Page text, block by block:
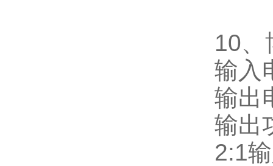
10、
输入
输出
输出
2:1